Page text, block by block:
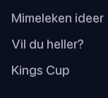
Mimeleken ideer
Vil du heller?
Kings Cup